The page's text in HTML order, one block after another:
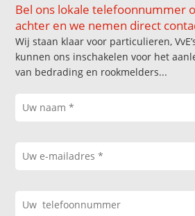
Bel ons lokale telefoonnummer
achter en we nemen direct
Wij staan klaar voor particulieren,
kunnen ons inschakelen voor het
van bedrading en rookmelders...